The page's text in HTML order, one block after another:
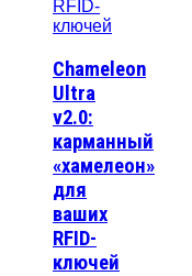
Chameleon
Ultra
v2.0:
карманный
«хамелеон»
для
ваших
RFID-
ключей